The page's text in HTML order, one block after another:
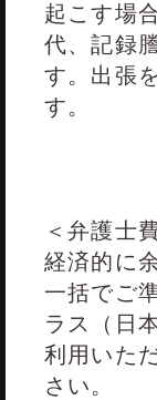
起こす場
代、記録
す。出張
す。
＜弁護士
経済的に
一括でご
ラス（日
利用いた
さい。